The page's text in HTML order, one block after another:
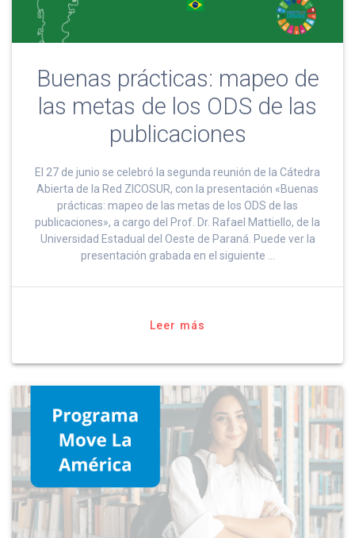
Buenas prácticas: mapeo de
las metas de los ODS de las
publicaciones
El 27 de junio se celebró la segunda reunión de la Cátedra
Abierta de la Red ZICOSUR, con la presentación «Buenas
prácticas: mapeo de las metas de los ODS de las
publicaciones», a cargo del Prof. Dr. Rafael Mattiello, de la
Universidad Estadual del Oeste de Paraná. Puede ver la
presentación grabada en el siguiente …
Leer más